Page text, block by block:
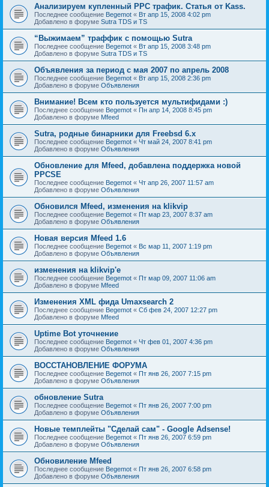
Анализируем купленный PPC трафик. Статья от Kass.
Последнее сообщение Begemot « Вт апр 15, 2008 4:02 pm
Добавлено в форуме Sutra TDS и TS
“Выжимаем” траффик с помощью Sutra
Последнее сообщение Begemot « Вт апр 15, 2008 3:48 pm
Добавлено в форуме Sutra TDS и TS
Объявления за период с мая 2007 по апрель 2008
Последнее сообщение Begemot « Вт апр 15, 2008 2:36 pm
Добавлено в форуме Объявления
Внимание! Всем кто пользуется мультифидами :)
Последнее сообщение Begemot « Пн апр 14, 2008 8:45 pm
Добавлено в форуме Mfeed
Sutra, родные бинарники для Freebsd 6.x
Последнее сообщение Begemot « Чт май 24, 2007 8:41 pm
Добавлено в форуме Объявления
Обновление для Mfeed, добавлена поддержка новой
PPCSE
Последнее сообщение Begemot « Чт апр 26, 2007 11:57 am
Добавлено в форуме Объявления
Обновился Mfeed, изменения на klikvip
Последнее сообщение Begemot « Пт мар 23, 2007 8:37 am
Добавлено в форуме Объявления
Новая версия Mfeed 1.6
Последнее сообщение Begemot « Вс мар 11, 2007 1:19 pm
Добавлено в форуме Объявления
изменения на klikvip'е
Последнее сообщение Begemot « Пт мар 09, 2007 11:06 am
Добавлено в форуме Mfeed
Изменения XML фида Umaxsearch 2
Последнее сообщение Begemot « Сб фев 24, 2007 12:27 pm
Добавлено в форуме Mfeed
Uptime Bot уточнение
Последнее сообщение Begemot « Чт фев 01, 2007 4:36 pm
Добавлено в форуме Объявления
ВОССТАНОВЛЕНИЕ ФОРУМА
Последнее сообщение Begemot « Пт янв 26, 2007 7:15 pm
Добавлено в форуме Объявления
обновление Sutra
Последнее сообщение Begemot « Пт янв 26, 2007 7:00 pm
Добавлено в форуме Объявления
Новые темплейты "Cделай сам" - Google Adsense!
Последнее сообщение Begemot « Пт янв 26, 2007 6:59 pm
Добавлено в форуме Объявления
Обновиление Mfeed
Последнее сообщение Begemot « Пт янв 26, 2007 6:58 pm
Добавлено в форуме Объявления